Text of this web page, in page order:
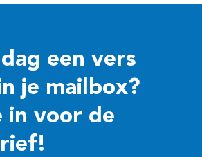
een vers
je mailbox?
in voor de